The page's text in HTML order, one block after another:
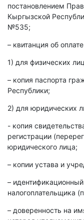
постановлением
Кыргызской
№535;
– квитанция об
1) для физических
– копия паспорта
Республики;
2) для юридических
- копия
регистрации
юридического лица;
– копии устава и
–
налогоплательщика
– доверенность на